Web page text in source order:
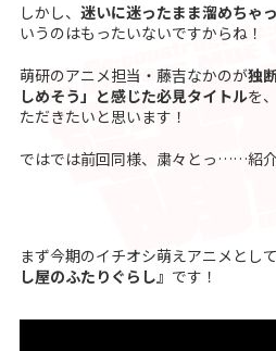
しかし、迷いに迷ったまま溜めちゃ
いうのはもったいないですからね！
萌研のアニメ担当・藤吉なかのが独
しめそう」と感じた必見タイトルを
ただきたいと思います！
ではでは前回同様、粛々とっ……紹
まず今期のイチオシ萌えアニメとし
し屋のふたりぐらし』 です！